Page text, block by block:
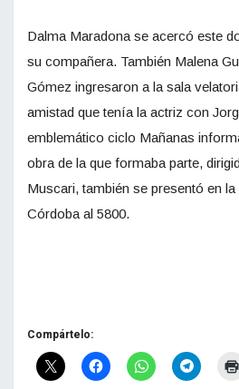
Dalma Maradona se acercó este
su compañera. También Malena
Gómez ingresaron a la sala
amistad que tenía la actriz con
emblemático ciclo Mañanas
obra de la que formaba parte,
Muscari, también se presentó en
Córdoba al 5800.
Compártelo: